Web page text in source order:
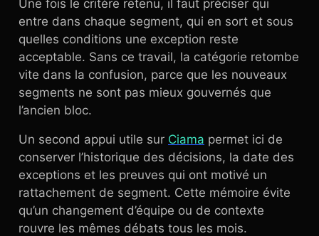
Une fois le critère retenu, il faut préciser qui
entre dans chaque segment, qui en sort et sous
quelles conditions une exception reste
acceptable. Sans ce travail, la catégorie retombe
vite dans la confusion, parce que les nouveaux
segments ne sont pas mieux gouvernés que
l’ancien bloc.
Un second appui utile sur Ciama permet ici de
conserver l’historique des décisions, la date des
exceptions et les preuves qui ont motivé un
rattachement de segment. Cette mémoire évite
qu’un changement d’équipe ou de contexte
rouvre les mêmes débats tous les mois.